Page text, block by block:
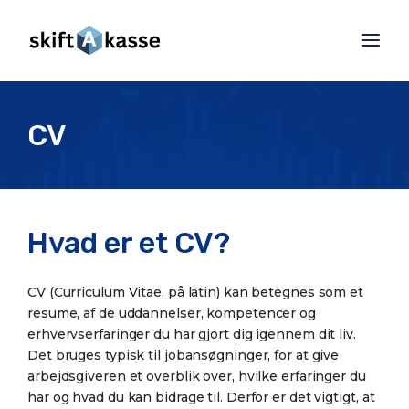
CV
Hvad er et CV?
CV (Curriculum Vitae, på latin) kan betegnes som et
resume, af de uddannelser, kompetencer og
erhvervserfaringer du har gjort dig igennem dit liv.
Det bruges typisk til jobansøgninger, for at give
arbejdsgiveren et overblik over, hvilke erfaringer du
har og hvad du kan bidrage til. Derfor er det vigtigt, at